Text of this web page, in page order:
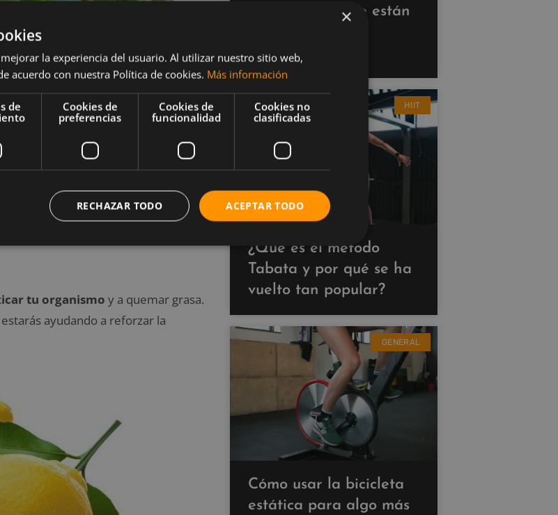
tu organismo y a quemar grasa.
ayudando a reforzar la
hacer cardio que están
resultados
HIIT
¿Qué es el método
Tabata y por qué se ha
vuelto tan popular?
GENERAL
Cómo usar la bicicleta
estática para algo más
×
la experiencia del usuario. Al utilizar nuestro sitio web,
acuerdo con nuestra Política de cookies. Más información
de
Cookies de
preferencias
Cookies de
funcionalidad
Cookies no
clasificadas
ACEPTAR TODO
RECHAZAR TODO